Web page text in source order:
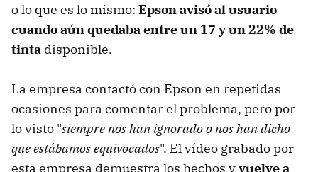
o lo que es lo mismo: Epson avisó al usuario
cuando aún quedaba entre un 17 y un 22% de
tinta disponible.
La empresa contactó con Epson en repetidas
ocasiones para comentar el problema, pero por
lo visto "siempre nos han ignorado o nos han dicho
que estábamos equivocados". El vídeo grabado por
esta empresa demuestra los hechos yvuelve a